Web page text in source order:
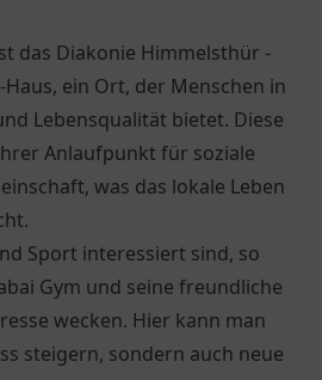
das Diakonie Himmelsthür -
, ein Ort, der Menschen in
Lebensqualität bietet. Diese
Anlaufpunkt für soziale
was das lokale Leben
Sport interessiert sind, so
Gym und seine freundliche
wecken. Hier kann man
steigern, sondern auch neue